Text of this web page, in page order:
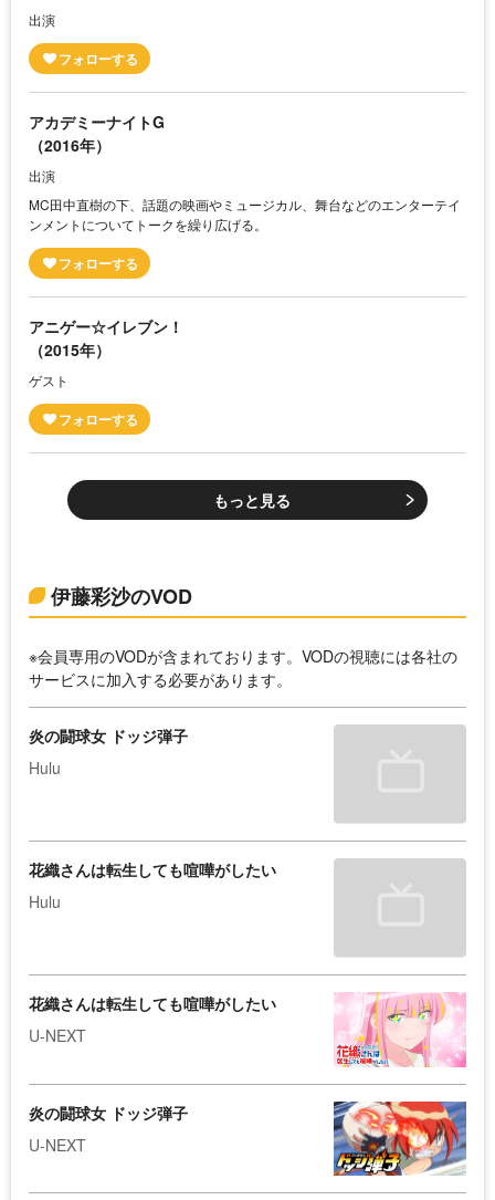
出演
アカデミーナイトG
（2016年）
出演
MC田中直樹の下、話題の映画やミュージカル、舞台などのエンターテイ
ンメントについてトークを繰り広げる。
アニゲー☆イレブン！
（2015年）
ゲスト
もっと見る
伊藤彩沙のVOD
※会員専用のVODが含まれております。VODの視聴には各社の
サービスに加入する必要があります。
炎の闘球女 ドッジ弾子
Hulu
花織さんは転生しても喧嘩がしたい
Hulu
花織さんは転生しても喧嘩がしたい
U-NEXT
炎の闘球女 ドッジ弾子
U-NEXT